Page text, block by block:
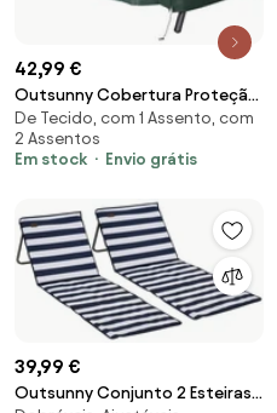
42,99 €
Outsunny Cobertura Proteção
Móveis Exteriores Zíper
Resistente Chuva Jardim Pátio
Impermeável Durável
Portugal
De Tecido, com 1 Assento, com
2 Assentos
Em stock
Envio grátis
39,99 €
Outsunny Conjunto 2 Esteiras